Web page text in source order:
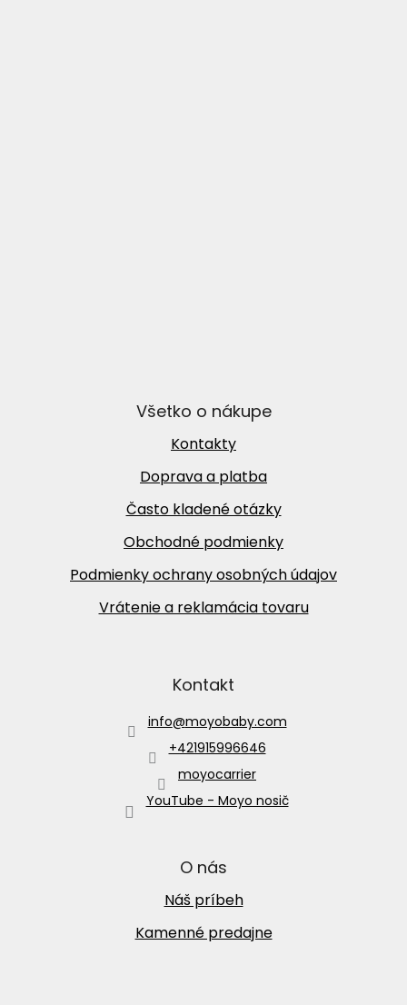
Všetko o nákupe
Kontakty
Doprava a platba
Často kladené otázky
Obchodné podmienky
Podmienky ochrany osobných údajov
Vrátenie a reklamácia tovaru
Kontakt
info@moyobaby.com
+421915996646
moyocarrier
YouTube - Moyo nosič
O nás
Náš príbeh
Kamenné predajne